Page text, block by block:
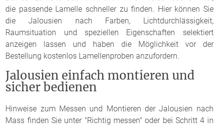
die passende Lamelle schneller zu finden. Hier können Sie
die Jalousien nach Farben, Lichtdurchlässigkeit,
Raumsituation und speziellen Eigenschaften selektiert
anzeigen lassen und haben die Möglichkeit vor der
Bestellung kostenlos Lamellenproben anzufordern.
Jalousien einfach montieren und
sicher bedienen
Hinweise zum Messen und Montieren der Jalousien nach
Mass finden Sie unter "Richtig messen" oder bei Schritt 4 in